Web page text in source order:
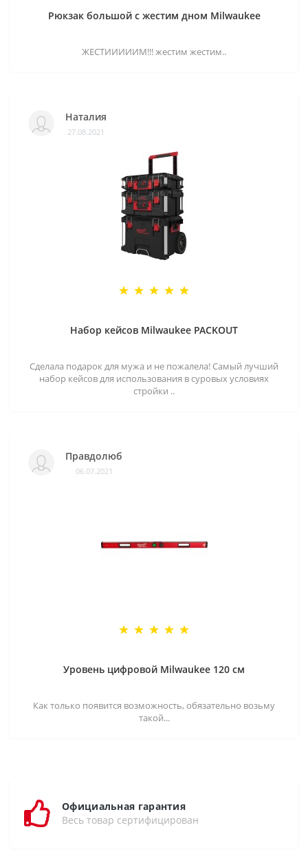
Рюкзак большой с жестим дном Milwaukee
ЖЕСТИИИИИМ!!! жестим жестим..
Наталия
27.08.2021
Набор кейсов Milwaukee PACKOUT
Сделала подарок для мужа и не пожалела! Самый лучший
набор кейсов для использования в суровых условиях
стройки ..
Правдолюб
06.07.2021
Уровень цифровой Milwaukee 120 см
Как только появится возможность, обязательно возьму
такой...
Официальная гарантия
Весь товар сертифицирован